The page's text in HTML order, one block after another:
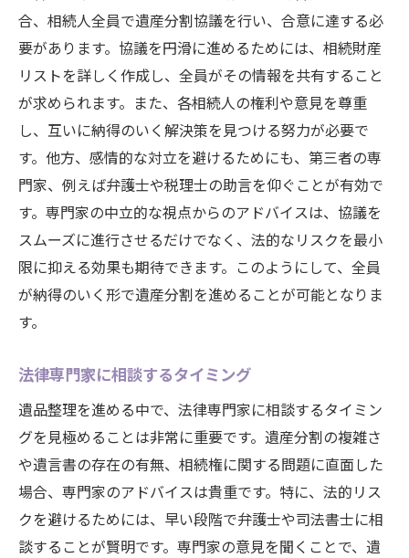
合、相続人全員で遺産分割協議を行い、合意に達する必
要があります。協議を円滑に進めるためには、相続財産
リストを詳しく作成し、全員がその情報を共有すること
が求められます。また、各相続人の権利や意見を尊重
し、互いに納得のいく解決策を見つける努力が必要で
す。他方、感情的な対立を避けるためにも、第三者の専
門家、例えば弁護士や税理士の助言を仰ぐことが有効で
す。専門家の中立的な視点からのアドバイスは、協議を
スムーズに進行させるだけでなく、法的なリスクを最小
限に抑える効果も期待できます。このようにして、全員
が納得のいく形で遺産分割を進めることが可能となりま
す。
法律専門家に相談するタイミング
遺品整理を進める中で、法律専門家に相談するタイミン
グを見極めることは非常に重要です。遺産分割の複雑さ
や遺言書の存在の有無、相続権に関する問題に直面した
場合、専門家のアドバイスは貴重です。特に、法的リス
クを避けるためには、早い段階で弁護士や司法書士に相
談することが賢明です。専門家の意見を聞くことで、遺